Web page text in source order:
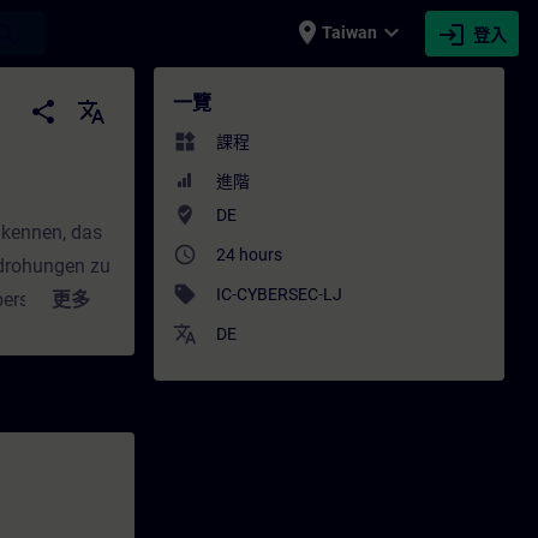
place Taiwan expand_more login 登入
(Learning Journey) - 培訓 - 培訓 -
share
translate
das
zu
Journey
更多
一覽
widgets 課程
進階
where_to_vote DE
access_time 24 hours
sell IC-CYBERSEC-LJ
translate DE